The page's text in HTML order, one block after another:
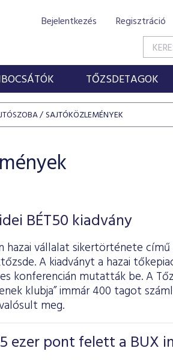
Bejelentkezés Regisztráció
TŐZSDETAGOK
SAJTÓKÖZLEMÉNYEK
BÉT50 kiadvány
hazai vállalat sikertörténete
A kiadványt a hazai
konferencián mutatták be. A
klubja” immár 400 tagot
meg.
ezer pont felett a BUX